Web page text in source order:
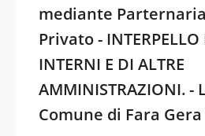
mediante
Privato - INTERPELLO
INTERNI E DI ALTRE
AMMINISTRAZIONI. -
Comune di Fara Gera